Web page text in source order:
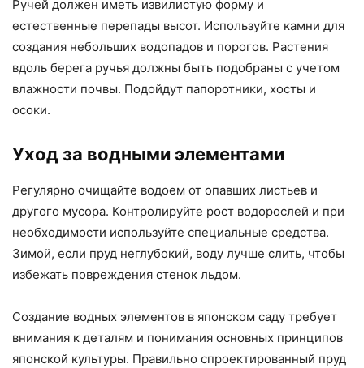
Ручей должен иметь извилистую форму и
естественные перепады высот. Используйте камни для
создания небольших водопадов и порогов. Растения
вдоль берега ручья должны быть подобраны с учетом
влажности почвы. Подойдут папоротники, хосты и
осоки.
Уход за водными элементами
Регулярно очищайте водоем от опавших листьев и
другого мусора. Контролируйте рост водорослей и при
необходимости используйте специальные средства.
Зимой, если пруд неглубокий, воду лучше слить, чтобы
избежать повреждения стенок льдом.
Создание водных элементов в японском саду требует
внимания к деталям и понимания основных принципов
японской культуры. Правильно спроектированный пруд